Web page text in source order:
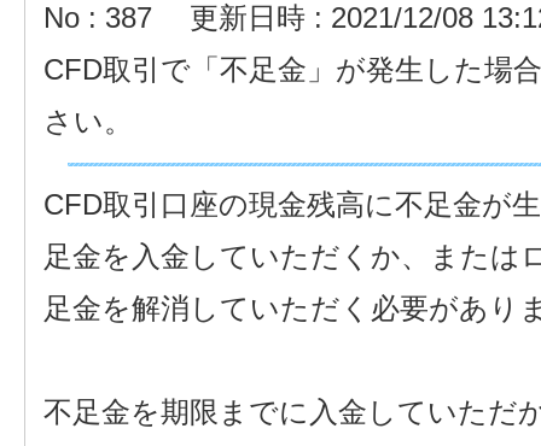
No : 387
更新日時 : 2021/12/08
CFD取引で「不足金」が発生した場
さい。
CFD取引口座の現金残高に不足金が
足金を入金していただくか、または
足金を解消していただく必要があり
不足金を期限までに入金していただ